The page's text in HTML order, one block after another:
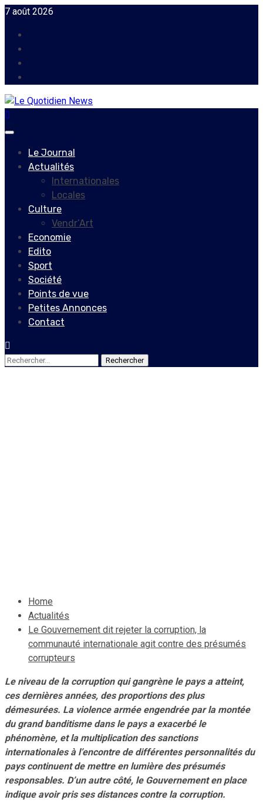
Skip
content
7 août 2026
Primary
Le Journal
Actualités
Internationales
Locales
Culture
Vendr’Art
Economie
Edito
Sport
Société
Points de vue
Petites Annonces
Contact
Rechercher :
Home
Actualités
Le Gouvernement dit rejeter la corruption, la
communauté internationale agit contre des présumés
corrupteurs
Le niveau de la corruption qui gangrène le pays a atteint,
ces dernières années, des proportions des plus
démesurées. La violence armée engendrée par la montée
du grand banditisme dans le pays a exacerbé le
phénomène, et la multiplication des sanctions
internationales à l’encontre de différentes personnalités du
pays continuent de mettre en lumière des présumés
responsables. D’un autre côté, le Gouvernement en place
indique avoir pris ses distances contre la corruption.